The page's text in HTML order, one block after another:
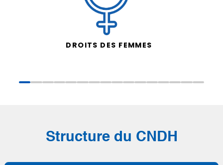
DROITS DES FEMMES
Structure du CNDH